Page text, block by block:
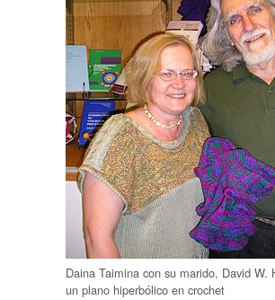
Daina Taimina con su marido, David W.
un plano hiperbólico en crochet